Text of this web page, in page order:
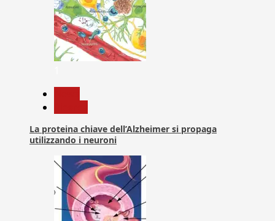
La proteina chiave dell’Alzheimer si propaga
utilizzando i neuroni